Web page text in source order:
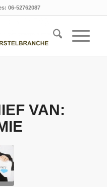
06-52762087
VAN: